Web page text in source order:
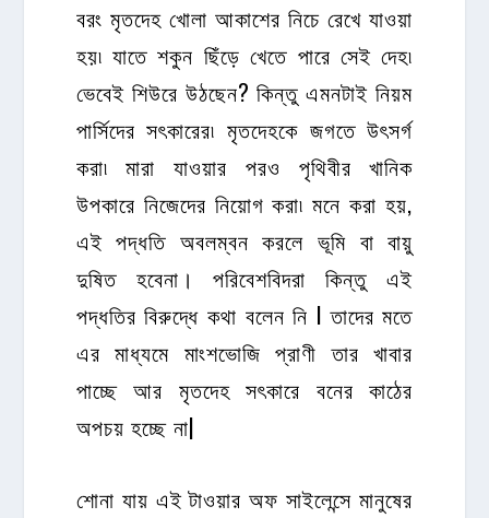
বরং মৃতদেহ খোলা আকাশের নিচে রেখে যাওয়া
হয়৷ যাতে শকুন ছিঁড়ে খেতে পারে সেই দেহ৷
ভেবেই শিউরে উঠছেন? কিন্তু এমনটাই নিয়ম
পার্সিদের সৎকারের৷ মৃতদেহকে জগতে উৎসর্গ
করা৷ মারা যাওয়ার পরও পৃথিবীর খানিক
উপকারে নিজেদের নিয়োগ করা৷ মনে করা হয়,
এই পদ্ধতি অবলম্বন করলে ভূমি বা বায়ু
দুষিত হবেনা। পরিবেশবিদরা কিন্তু এই
পদ্ধতির বিরুদ্ধে কথা বলেন নি l তাদের মতে
এর মাধ্যমে মাংশভোজি প্রাণী তার খাবার
পাচ্ছে আর মৃতদেহ সৎকারে বনের কাঠের
অপচয় হচ্ছে না|
শোনা যায় এই টাওয়ার অফ সাইলেন্সে মানুষের